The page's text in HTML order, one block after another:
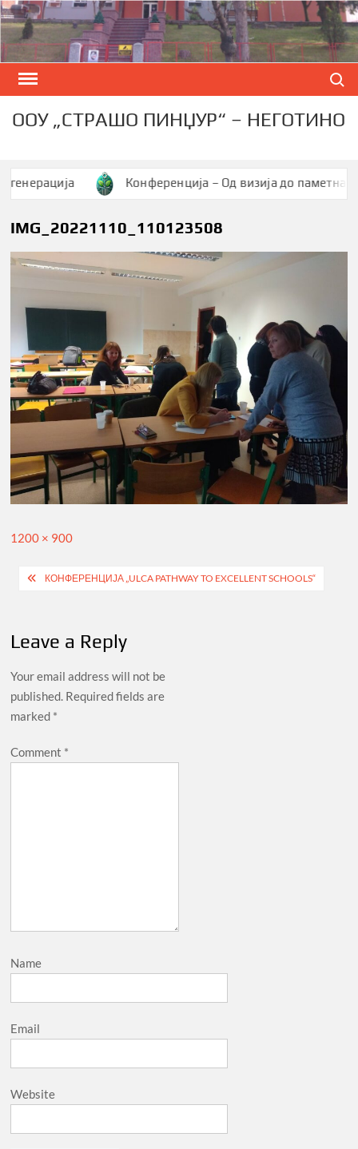
Skip
to
content
ООУ „СТРАШО ПИНЏУР“ – НЕГОТИНО
Конференција – Од визија до паметна
IMG_20221110_110123508
Full
1200 × 900
PostКОНФЕРЕНЦИЈА „ULCA PATHWAY TO EXCELLENT SCHOOLS“
Leave a Reply
Your email address will not be
published. Required fields are
marked *
Comment *
Name
Email
Website